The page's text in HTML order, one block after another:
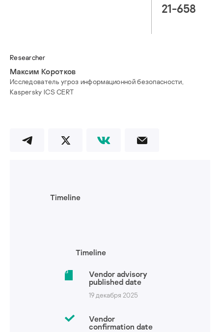
21-658
Researcher
Максим Коротков
Исследователь угроз информационной безопасности,
Kaspersky ICS CERT
Timeline
Timeline
Vendor advisory
published date
19 декабря 2025
Vendor
confirmation date